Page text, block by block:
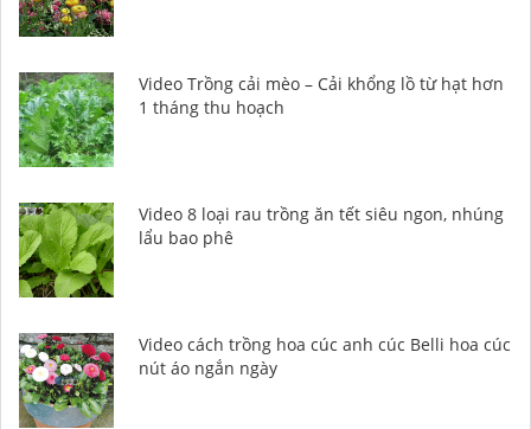
Video Trồng cải mèo – Cải khổng lồ từ hạt hơn
1 tháng thu hoạch
Video 8 loại rau trồng ăn tết siêu ngon, nhúng
lẩu bao phê
Video cách trồng hoa cúc anh cúc Belli hoa cúc
nút áo ngắn ngày